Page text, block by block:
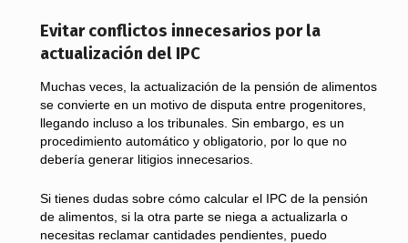
Evitar conflictos innecesarios por la
actualización del IPC
Muchas veces, la actualización de la pensión de alimentos
se convierte en un motivo de disputa entre progenitores,
llegando incluso a los tribunales. Sin embargo, es un
procedimiento automático y obligatorio, por lo que no
debería generar litigios innecesarios.
Si tienes dudas sobre cómo calcular el IPC de la pensión
de alimentos, si la otra parte se niega a actualizarla o
necesitas reclamar cantidades pendientes, puedo